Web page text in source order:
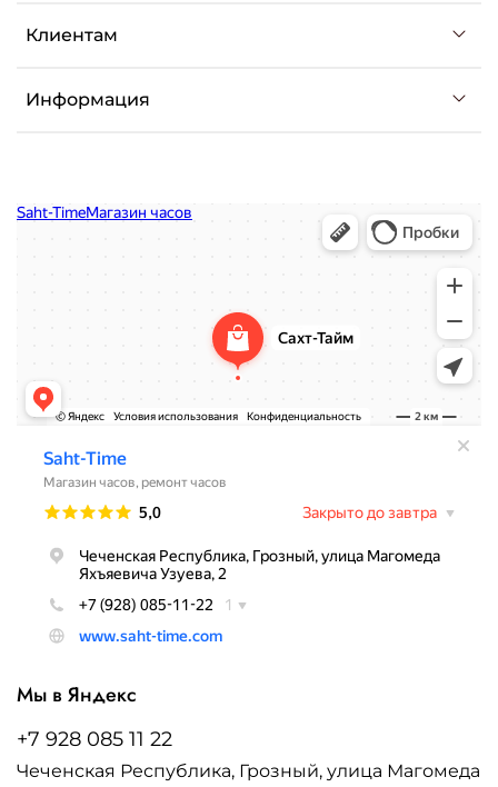
Клиентам
Информация
Мы в Яндекс
+7 928 085 11 22
Чеченская Республика, Грозный, улица Магомеда